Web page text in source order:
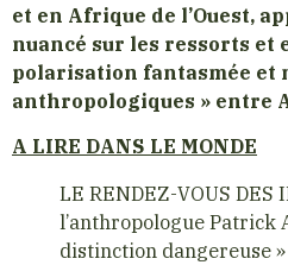
et en Afrique de l’Ouest,
nuancé sur les ressorts et
polarisation fantasmée et
anthropologiques » entre
A LIRE DANS LE MONDE
LE RENDEZ-VOUS DES
l’anthropologue Patrick
distinction dangereuse »